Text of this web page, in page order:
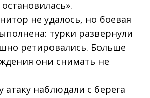
не удалось, но боевая
турки развернули
ретировались. Больше
они снимать не
атаку наблюдали с берега